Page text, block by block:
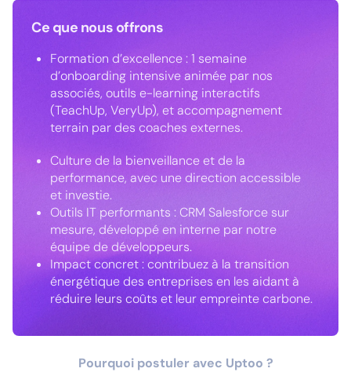
Ce que nous offrons
Formation d’excellence : 1 semaine
d’onboarding intensive animée par nos
associés, outils e-learning interactifs
(TeachUp, VeryUp), et accompagnement
terrain par des coaches externes.
Culture de la bienveillance et de la
performance, avec une direction accessible
et investie.
Outils IT performants : CRM Salesforce sur
mesure, développé en interne par notre
équipe de développeurs.
Impact concret : contribuez à la transition
énergétique des entreprises en les aidant à
réduire leurs coûts et leur empreinte carbone.
Pourquoi postuler avec Uptoo ?